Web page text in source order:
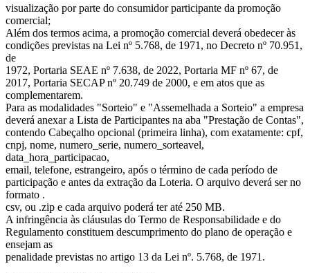
visualização por parte do consumidor participante da promoção
comercial;
Além dos termos acima, a promoção comercial deverá obedecer às
condições previstas na Lei nº 5.768, de 1971, no Decreto nº 70.951,
de
1972, Portaria SEAE nº 7.638, de 2022, Portaria MF nº 67, de
2017, Portaria SECAP nº 20.749 de 2000, e em atos que as
complementarem.
Para as modalidades "Sorteio" e "Assemelhada a Sorteio" a empresa
deverá anexar a Lista de Participantes na aba "Prestação de Contas",
contendo Cabeçalho opcional (primeira linha), com exatamente: cpf,
cnpj, nome, numero_serie, numero_sorteavel,
data_hora_participacao,
email, telefone, estrangeiro, após o término de cada período de
participação e antes da extração da Loteria. O arquivo deverá ser no
formato .
csv, ou .zip e cada arquivo poderá ter até 250 MB.
A infringência às cláusulas do Termo de Responsabilidade e do
Regulamento constituem descumprimento do plano de operação e
ensejam as
penalidade previstas no artigo 13 da Lei nº. 5.768, de 1971.